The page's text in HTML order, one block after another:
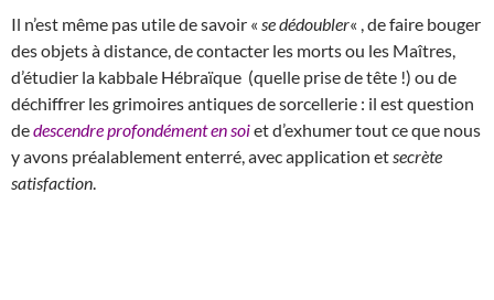
Il n’est même pas utile de savoir « se dédoubler« , de faire bouger
des objets à distance, de contacter les morts ou les Maîtres,
d’étudier la kabbale Hébraïque (quelle prise de tête !) ou de
déchiffrer les grimoires antiques de sorcellerie : il est question
dedescendre profondément en soiet d’exhumer tout ce que nous
y avons préalablement enterré, avec application et secrète
satisfaction